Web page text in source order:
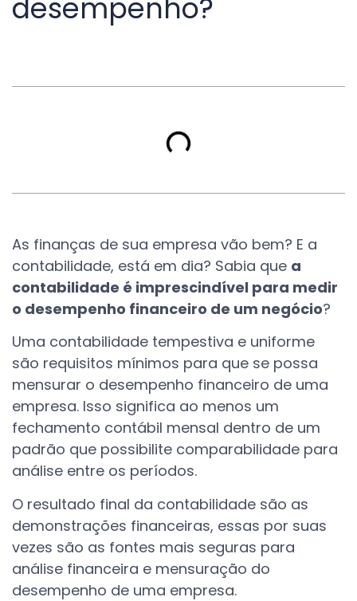
desempenho?
As finanças de sua empresa vão bem? E a
contabilidade, está em dia? Sabia que a
contabilidade é imprescindível para medir
o desempenho financeiro de um negócio?
Uma contabilidade tempestiva e uniforme
são requisitos mínimos para que se possa
mensurar o desempenho financeiro de uma
empresa. Isso significa ao menos um
fechamento contábil mensal dentro de um
padrão que possibilite comparabilidade para
análise entre os períodos.
O resultado final da contabilidade são as
demonstrações financeiras, essas por suas
vezes são as fontes mais seguras para
análise financeira e mensuração do
desempenho de uma empresa.